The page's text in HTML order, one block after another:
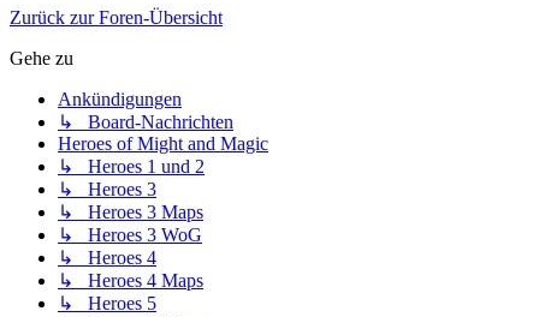
Zurück zur Foren-Übersicht
Gehe zu
Ankündigungen
↳ Board-Nachrichten
Heroes of Might and Magic
↳ Heroes 1 und 2
↳ Heroes 3
↳ Heroes 3 Maps
↳ Heroes 3 WoG
↳ Heroes 4
↳ Heroes 4 Maps
↳ Heroes 5